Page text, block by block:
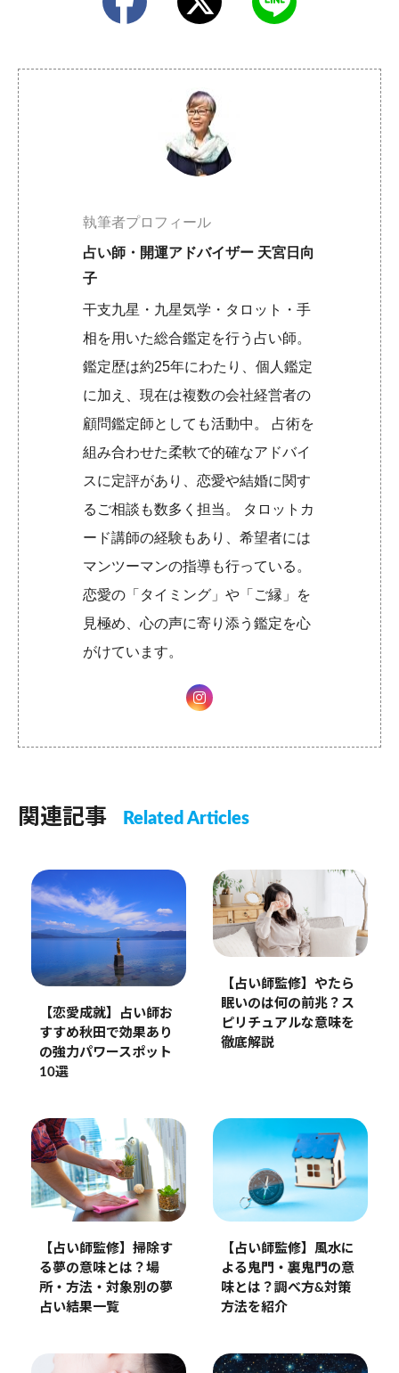
執筆者プロフィール
占い師・開運アドバイザー 天宮日向
子
干支九星・九星気学・タロット・手
相を用いた総合鑑定を行う占い師。
鑑定歴は約25年にわたり、個人鑑定
に加え、現在は複数の会社経営者の
顧問鑑定師としても活動中。 占術を
組み合わせた柔軟で的確なアドバイ
スに定評があり、恋愛や結婚に関す
るご相談も数多く担当。 タロットカ
ード講師の経験もあり、希望者には
マンツーマンの指導も行っている。
恋愛の「タイミング」や「ご縁」を
見極め、心の声に寄り添う鑑定を心
がけています。
関連記事 Related Articles
【恋愛成就】占い師お
すすめ秋田で効果あり
の強力パワースポット
10選
【占い師監修】やたら
眠いのは何の前兆？ス
ピリチュアルな意味を
徹底解説
【占い師監修】掃除す
る夢の意味とは？場
所・方法・対象別の夢
占い結果一覧
【占い師監修】風水に
よる鬼門・裏鬼門の意
味とは？調べ方&対策
方法を紹介